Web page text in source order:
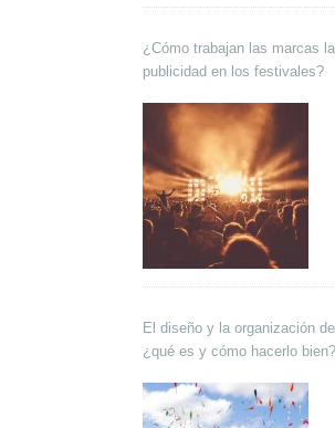
¿Cómo trabajan las marcas la
publicidad en los festivales?
El diseño y la organización
¿qué es y cómo hacerlo bien?